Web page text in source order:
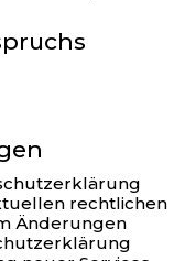
rechtlichen
Änderungen